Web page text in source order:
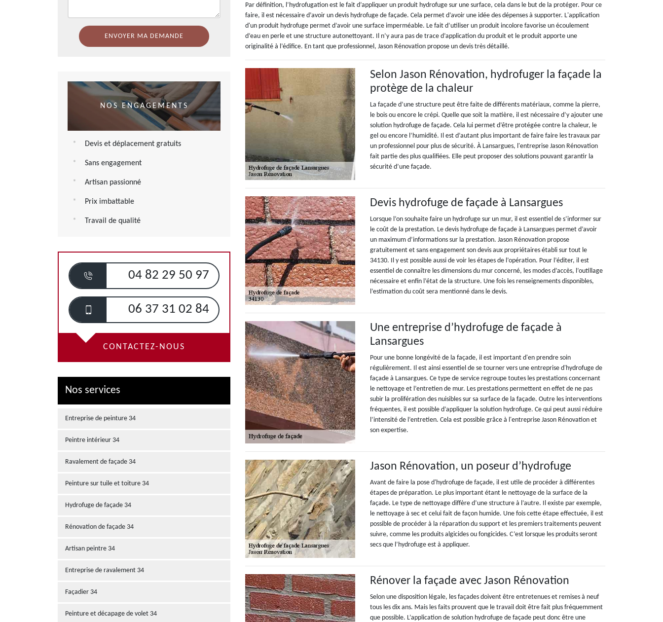
NOS ENGAGEMENTS
Devis et déplacement gratuits
Sans engagement
Artisan passionné
Prix imbattable
Travail de qualité
04 82 29 50 97
06 37 31 02 84
CONTACTEZ-NOUS
Nos services
Entreprise de peinture 34
Peintre intérieur 34
Ravalement de façade 34
Peinture sur tuile et toiture 34
Hydrofuge de façade 34
Rénovation de façade 34
Artisan peintre 34
Entreprise de ravalement 34
Façadier 34
Peinture et décapage de volet 34
Par définition, l’hydrofugation est le fait d’appliquer un produit hydrofuge sur une surface, cela dans le but de la protéger. Pour ce
faire, il est nécessaire d’avoir un devis hydrofuge de façade. Cela permet d’avoir une idée des dépenses à supporter. L'application
d'un produit hydrofuge permet d’avoir une surface imperméable. Le fait d’utiliser un produit incolore favorise un écoulement
d’eau en perle et une structure autonettoyant. Il n’y aura pas de trace d’application du produit et le produit apporte une
originalité à l’édifice. En tant que professionnel, Jason Rénovation propose un devis très détaillé.
Selon Jason Rénovation, hydrofuger la façade la
protège de la chaleur
La façade d’une structure peut être faite de différents matériaux, comme la pierre,
le bois ou encore le crépi. Quelle que soit la matière, il est nécessaire d’y ajouter une
solution hydrofuge de façade. Cela lui permet d’être protégée contre la chaleur, le
gel ou encore l’humidité. Il est d’autant plus important de faire faire les travaux par
un professionnel pour plus de sécurité. À Lansargues, l'entreprise Jason Rénovation
fait partie des plus qualifiées. Elle peut proposer des solutions pouvant garantir la
sécurité d’une façade.
Devis hydrofuge de façade à Lansargues
Lorsque l’on souhaite faire un hydrofuge sur un mur, il est essentiel de s’informer sur
le coût de la prestation. Le devis hydrofuge de façade à Lansargues permet d’avoir
un maximum d’informations sur la prestation. Jason Rénovation propose
gratuitement et sans engagement son devis aux propriétaires établi sur tout le
34130. Il y est possible aussi de voir les étapes de l’opération. Pour l’éditer, il est
essentiel de connaître les dimensions du mur concerné, les modes d’accès, l’outillage
nécessaire et enfin l’état de la structure. Une fois les renseignements disponibles,
l’estimation du coût sera mentionné dans le devis.
Une entreprise d’hydrofuge de façade à
Lansargues
Pour une bonne longévité de la façade, il est important d'en prendre soin
régulièrement. Il est ainsi essentiel de se tourner vers une entreprise d'hydrofuge de
façade à Lansargues. Ce type de service regroupe toutes les prestations concernant
le nettoyage et l’entretien de mur. Les prestations permettent en effet de ne pas
subir la prolifération des nuisibles sur sa surface de la façade. Outre les interventions
fréquentes, il est possible d’appliquer la solution hydrofuge. Ce qui peut aussi réduire
l’intensité de l’entretien. Cela est possible grâce à l'entreprise Jason Rénovation et
son expertise.
Jason Rénovation, un poseur d’hydrofuge
Avant de faire la pose d'hydrofuge de façade, il est utile de procéder à différentes
étapes de préparation. Le plus important étant le nettoyage de la surface de la
façade. Le type de nettoyage diffère d’une structure à l’autre. Il existe par exemple,
le nettoyage à sec et celui fait de façon humide. Une fois cette étape effectuée, il est
possible de procéder à la réparation du support et les premiers traitements peuvent
suivre, comme les produits algicides ou fongicides. C’est lorsque les produits seront
secs que l’hydrofuge est à appliquer.
Rénover la façade avec Jason Rénovation
Selon une disposition légale, les façades doivent être entretenues et remises à neuf
tous les dix ans. Mais les faits prouvent que le travail doit être fait plus fréquemment
que possible. L’application de solution hydrofuge de façade peut donc être une